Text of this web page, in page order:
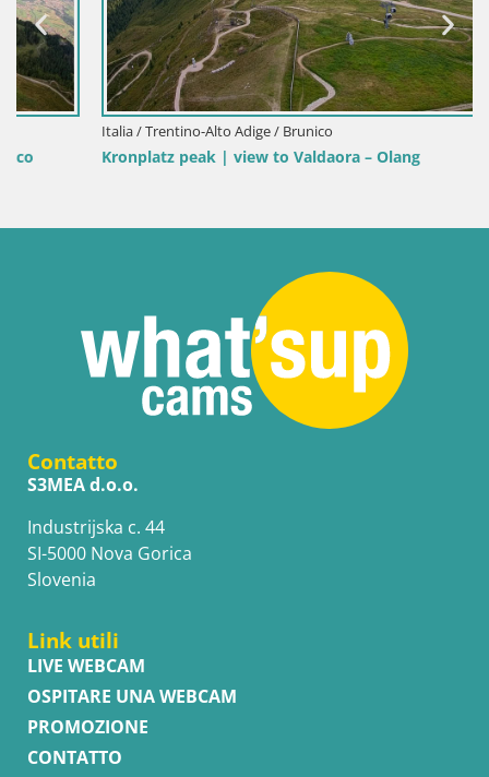
Italia / Trentino-Alto Adige / Brunico
Kronplatz peak | view to Valdaora – Olang
Contatto
S3MEA d.o.o.
Industrijska c. 44
SI-5000 Nova Gorica
Slovenia
Link utili
LIVE WEBCAM
OSPITARE UNA WEBCAM
PROMOZIONE
CONTATTO